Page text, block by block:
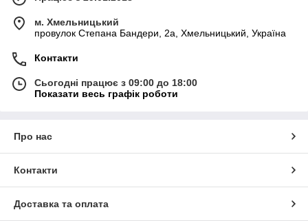
м. Хмельницький
провулок Степана Бандери, 2a, Хмельницький, Україна
Контакти
Сьогодні працює з 09:00 до 18:00
Показати весь графік роботи
Про нас
Контакти
Доставка та оплата